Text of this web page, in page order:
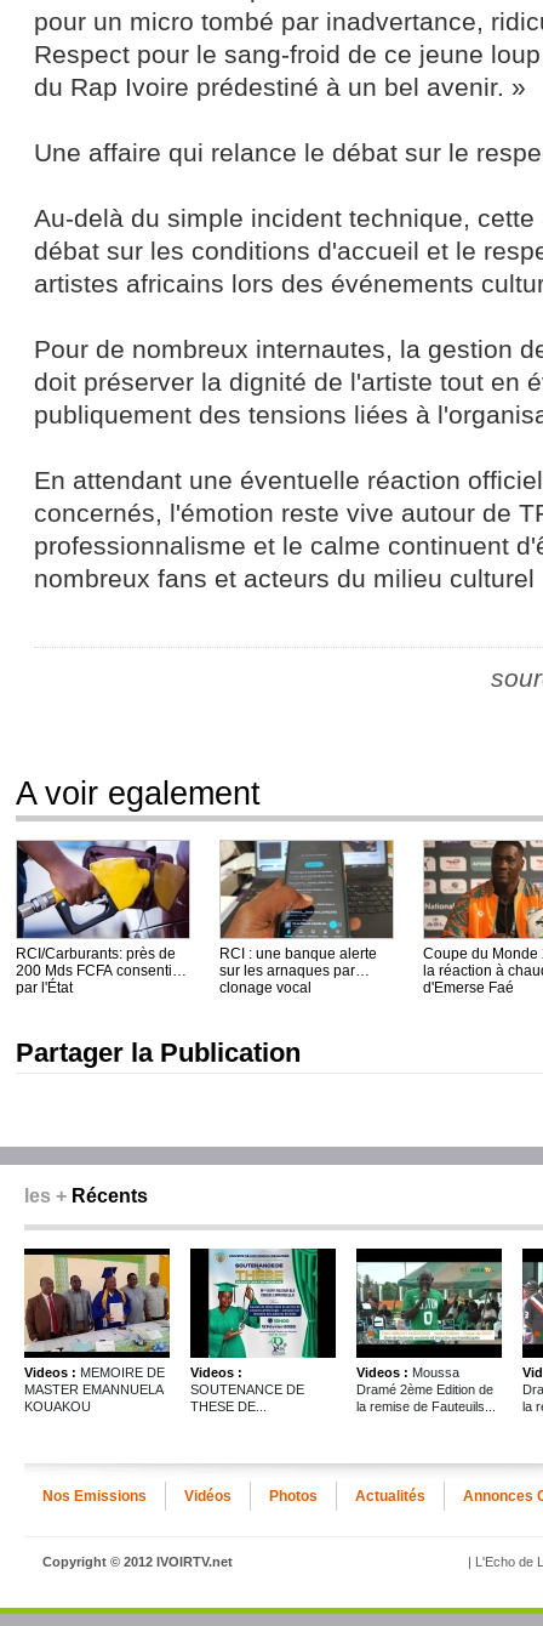
pour un micro tombé par inadvertance,
Respect pour le sang-froid de ce jeune
du Rap Ivoire prédestiné à un bel avenir. »
Une affaire qui relance le débat sur le
Au-delà du simple incident technique,
débat sur les conditions d'accueil et le
artistes africains lors des événements
Pour de nombreux internautes, la gestion
doit préserver la dignité de l'artiste tout en
publiquement des tensions liées à
En attendant une éventuelle réaction
concernés, l'émotion reste vive autour de
professionnalisme et le calme continuent
nombreux fans et acteurs du milieu culturel
A voir egalement
RCI/Carburants: près de
200 Mds FCFA consentis
par l'État
RCI : une banque alerte
sur les arnaques par
clonage vocal
Coupe du Monde
la réaction à
d'Emerse Faé
Partager la Publication
les + Récents
Videos : MEMOIRE DE
MASTER EMANNUELA
KOUAKOU
Videos :
SOUTENANCE DE
THESE DE...
Videos : Moussa
Dramé 2ème Edition de
la remise de Fauteuils...
la
Nos Emissions Vidéos Photos Actualités Annonces
Copyright © 2012 IVOIRTV.net | L'Echo de